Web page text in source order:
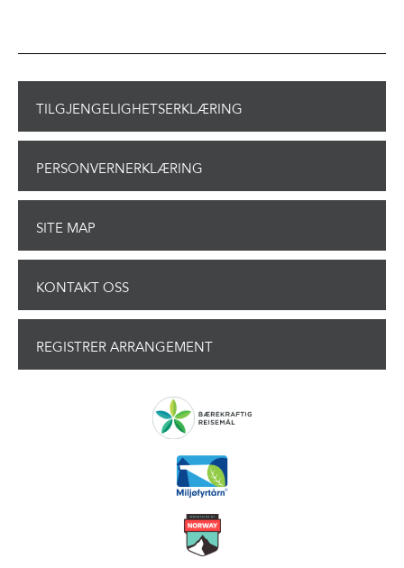
TILGJENGELIGHETSERKLÆRING
PERSONVERNERKLÆRING
SITE MAP
KONTAKT OSS
REGISTRER ARRANGEMENT